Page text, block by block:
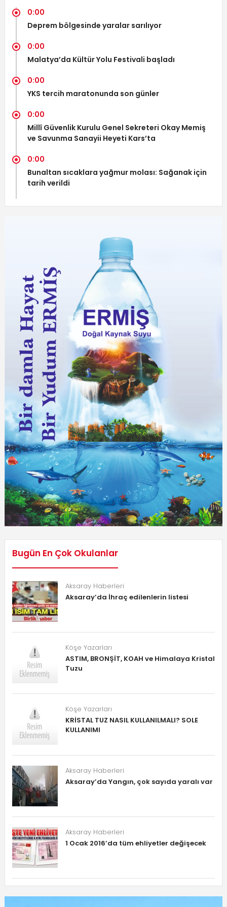
0:00
Deprem bölgesinde yaralar sarılıyor
0:00
Malatya’da Kültür Yolu Festivali başladı
0:00
YKS tercih maratonunda son günler
0:00
Millî Güvenlik Kurulu Genel Sekreteri Okay Memiş
ve Savunma Sanayii Heyeti Kars’ta
0:00
Bunaltan sıcaklara yağmur molası: Sağanak için
tarih verildi
Bugün En Çok Okulanlar
Aksaray Haberleri
Aksaray’da İhraç edilenlerin listesi
Köşe Yazarları
ASTIM, BRONŞİT, KOAH ve Himalaya Kristal
Tuzu
Köşe Yazarları
KRİSTAL TUZ NASIL KULLANILMALI? SOLE
KULLANIMI
Aksaray Haberleri
Aksaray’da Yangın, çok sayıda yaralı var
Aksaray Haberleri
1 Ocak 2016’da tüm ehliyetler değişecek